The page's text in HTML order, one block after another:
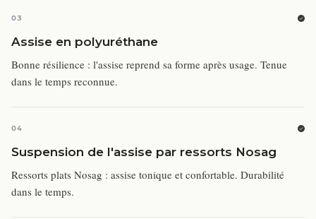
03
Assise en polyuréthane
Bonne résilience : l'assise reprend sa forme après usage. Tenue
dans le temps reconnue.
04
Suspension de l'assise par ressorts Nosag
Ressorts plats Nosag : assise tonique et confortable. Durabilité
dans le temps.